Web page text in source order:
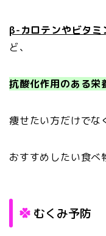
β-カロテンやビタミ
ど、
抗酸化作用のある栄
痩せたい方だけでな
おすすめしたい食べ
むくみ予防